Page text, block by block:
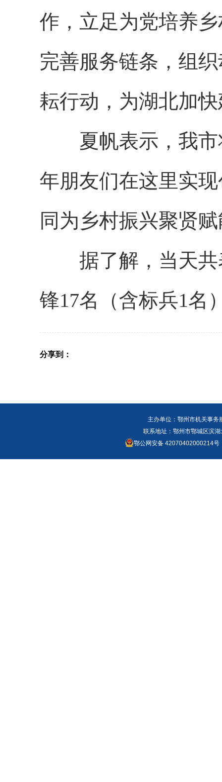
作，立足为党培养
完善服务链条，组
耘行动，为湖北加
夏帆表示，我市
年朋友们在这里实
同为乡村振兴聚贤
据了解，当天共
锋17名（含标兵1名
分享到：
主办单位：鄂州市机关事
联系地址：鄂州市鄂城区滨
鄂公网安备 42070402000214号